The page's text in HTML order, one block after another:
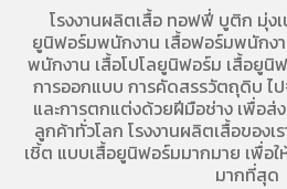
โรงงานผลิตเสื้อ ทอฟฟี่ บูติก มุ่งเ
ยูนิฟอร์มพนักงาน เสื้อฟอร์มพนักง
พนักงาน เสื้อโปโลยูนิฟอร์ม เสื้อยูนิ
การออกแบบ การคัดสรรวัตถุดิบ ไ
และการตกแต่งด้วยฝีมือช่าง เพื่อ
ลูกค้าทั่วโลก โรงงานผลิตเสื้อของเ
เชิ้ต แบบเสื้อยูนิฟอร์มมากมาย เพื่อ
มากที่สุด